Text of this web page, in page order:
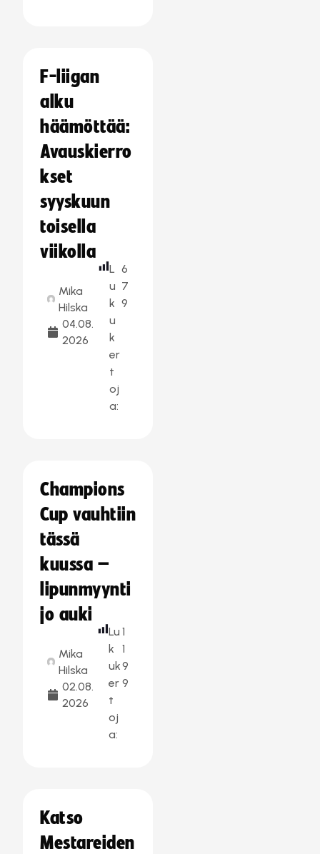
F-liigan
alku
häämöttää:
Avauskierro
kset
syyskuun
toisella
viikolla
Mika
Hilska
04.08.
2026
L
u
k
u
k
er
t
oj
a:
6
7
9
Champions
Cup vauhtiin
tässä
kuussa –
lipunmyynti
jo auki
Mika
Hilska
02.08.
2026
Lu
k
uk
er
t
oj
a:
1
1
9
9
Katso
Mestareiden